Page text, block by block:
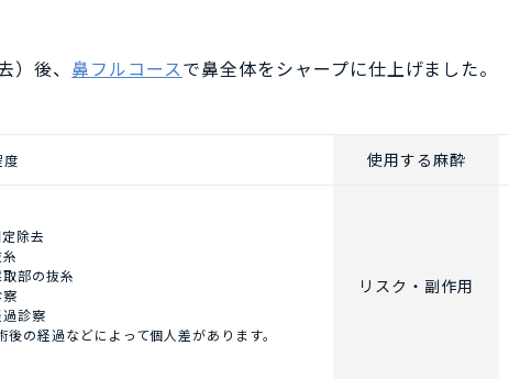
）後、 鼻フルコースで鼻全体をシャープに仕上げました。
使用する麻酔
除去
部の抜糸
診察
の経過などによって個人差があります。
リスク・副作用